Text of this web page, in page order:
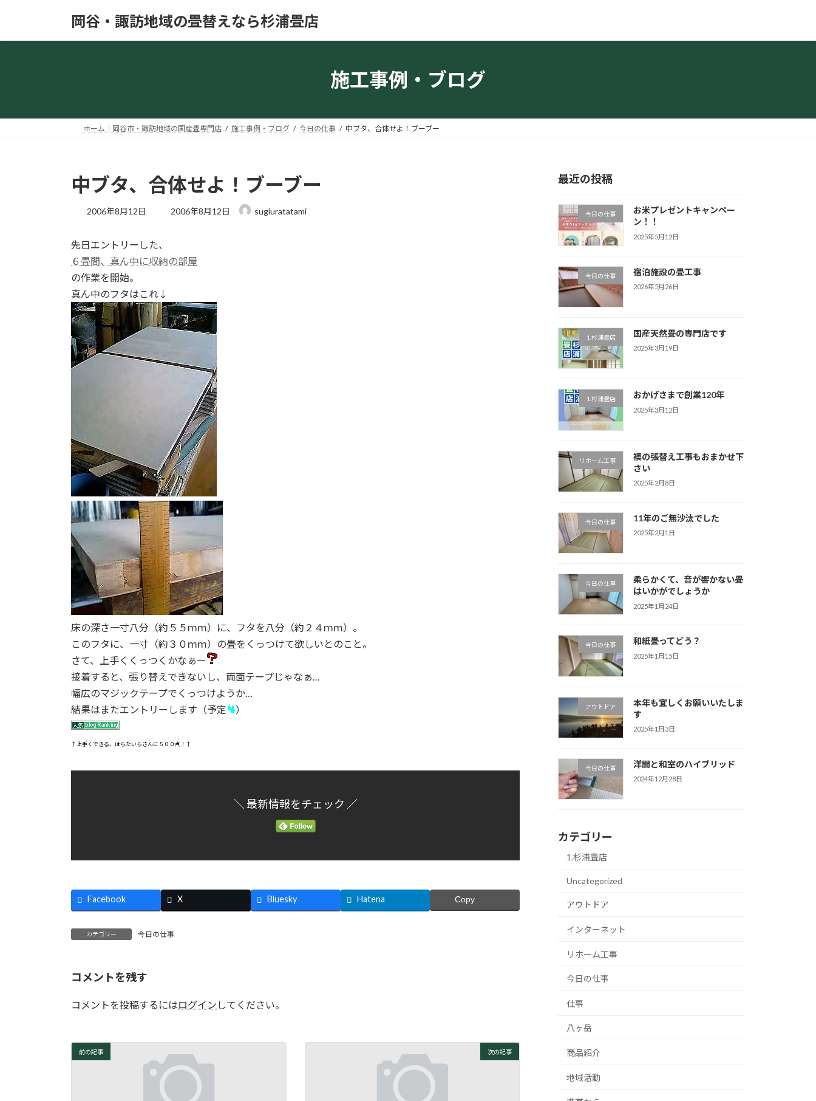
岡谷・諏訪地域の畳替えなら杉浦畳店
施工事例・ブログ
ホーム｜岡谷市・諏訪地域の国産畳専門店 施工事例・ブログ 今日の仕事 中ブタ、合体せよ！ブーブー
中ブタ、合体せよ！ブーブー
2006年8月12日
最
日
時
2006年8月12日 sugiuratatami
先日エントリーした、
６畳間、真ん中に収納の部屋
の作業を開始。
真ん中のフタはこれ↓
床の深さ一寸八分（約５５ｍｍ）に、フタを八分（約２４ｍｍ）。
このフタに、一寸（約３０ｍｍ）の畳をくっつけて欲しいとのこと。
さて、上手くくっつくかなぁー
接着すると、張り替えできないし、両面テープじゃなぁ…
幅広のマジックテープでくっつけようか…
結果はまたエントリーします（予定
）
↑上手くできる、はらたいらさんに５００点！↑
＼ 最新情報をチェック ／
Facebook X Bluesky Hatena Copy
カテゴリー 今日の仕事
コメントを残す
コメントを投稿するにはログイン してください。
前の記事 次の記事
最近の投稿
今日の仕事
お米プレゼントキャンペー
ン！！
2025年5月12日
今日の仕事 宿泊施設の畳工事
2026年5月26日
1.杉浦畳店 国産天然畳の専門店です
2025年3月19日
1.杉浦畳店 おかげさまで創業120年
2025年3月12日
リホーム工事
襖の張替え工事もおまかせ下
さい
2025年2月8日
今日の仕事 11年のご無沙汰でした
2025年2月1日
今日の仕事
柔らかくて、音が響かない畳
はいかがでしょうか
2025年1月24日
今日の仕事 和紙畳ってどう？
2025年1月15日
アウトドア
本年も宜しくお願いいたしま
す
2025年1月3日
今日の仕事 洋間と和室のハイブリッド
2024年12月28日
カテゴリー
1.杉浦畳店
Uncategorized
アウトドア
インターネット
リホーム工事
今日の仕事
仕事
八ヶ岳
商品紹介
地域活動